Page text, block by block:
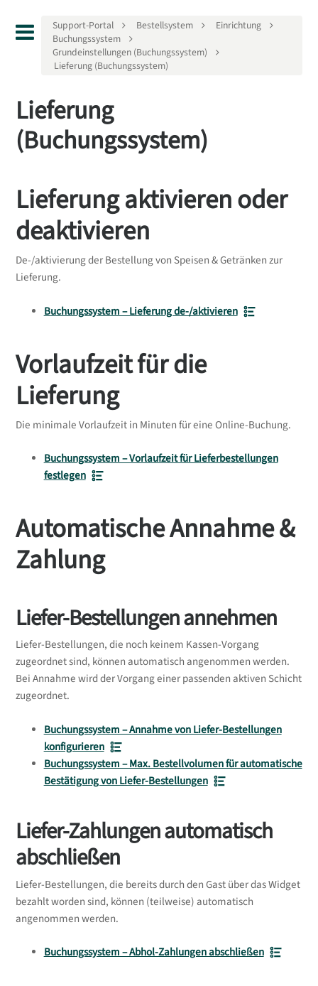
Support-Portal Bestellsystem
Einrichtung
Buchungssystem
Grundeinstellungen (Buchungssystem)
Lieferung (Buchungssystem)
Lieferung
(Buchungssystem)
Lieferung aktivieren oder
deaktivieren
De-/aktivierung der Bestellung von Speisen & Getränken zur
Lieferung.
Buchungssystem – Lieferung de-/aktivieren
Vorlaufzeit für die
Lieferung
Die minimale Vorlaufzeit in Minuten für eine Online-Buchung.
Buchungssystem – Vorlaufzeit für Lieferbestellungen
festlegen
Automatische Annahme &
Zahlung
Liefer-Bestellungen annehmen
Liefer-Bestellungen, die noch keinem Kassen-Vorgang
zugeordnet sind, können automatisch angenommen werden.
Bei Annahme wird der Vorgang einer passenden aktiven Schicht
zugeordnet.
Buchungssystem – Annahme von Liefer-Bestellungen
konfigurieren
Buchungssystem – Max. Bestellvolumen für automatische
Bestätigung von Liefer-Bestellungen
Liefer-Zahlungen automatisch
abschließen
Liefer-Bestellungen, die bereits durch den Gast über das Widget
bezahlt worden sind, können (teilweise) automatisch
angenommen werden.
Buchungssystem – Abhol-Zahlungen abschließen